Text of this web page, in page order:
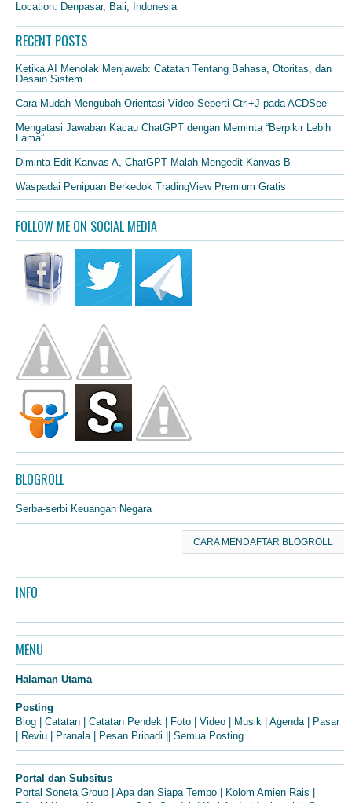
Location: Denpasar, Bali, Indonesia
RECENT POSTS
Ketika AI Menolak Menjawab: Catatan Tentang Bahasa, Otoritas, dan
Desain Sistem
Cara Mudah Mengubah Orientasi Video Seperti Ctrl+J pada ACDSee
Mengatasi Jawaban Kacau ChatGPT dengan Meminta “Berpikir Lebih
Lama”
Diminta Edit Kanvas A, ChatGPT Malah Mengedit Kanvas B
Waspadai Penipuan Berkedok TradingView Premium Gratis
FOLLOW ME ON SOCIAL MEDIA
BLOGROLL
Serba-serbi Keuangan Negara
CARA MENDAFTAR BLOGROLL
INFO
MENU
Halaman Utama
Posting
Blog
Catatan Catatan Pendek Foto Video Musik Agenda|
Pasar
Reviu Pranala| Pesan Pribadi Semua Posting
Portal dan Subsitus
Portal Soneta Group
Apa dan Siapa Tempo Kolom Amien Rais